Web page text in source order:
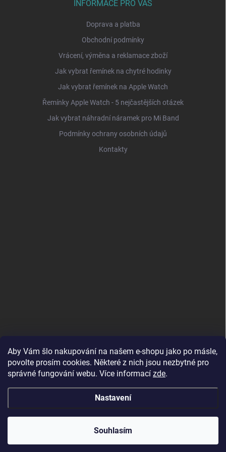
Aby Vám šlo nakupování na našem e-shopu jako po másle,
povolte prosím cookies. Některé z nich jsou nezbytné pro
správné fungování webu. Více informací zde.
Nastavení
Souhlasím
INFORMACE PRO VÁS
Doprava a platba
Obchodní podmínky
Vrácení, výměna a reklamace zboží
Jak vybrat řemínek na chytré hodinky
Jak vybrat řemínek na Apple Watch
Řemínky Apple Watch - 5 nejčastějších otázek
Jak vybrat náhradní náramek pro Mi Band
Podmínky ochrany osobních údajů
Kontakty
MojRemienok.sk
MujMiBand.cz . Všechna práva vyhrazena.